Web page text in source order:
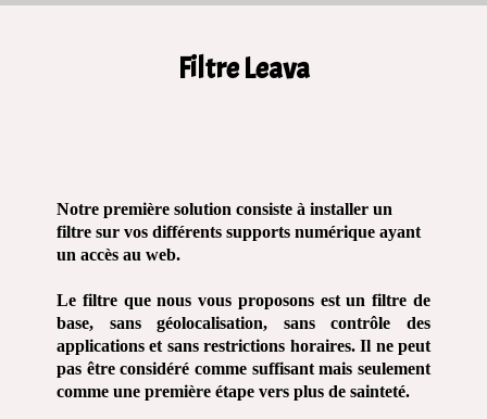
Filtre Leava
Notre première solution consiste à installer un
filtre sur vos différents supports numérique ayant
un accès au web.
Le filtre que nous vous proposons est un filtre de
base, sans géolocalisation, sans contrôle des
applications et sans restrictions horaires. Il ne peut
pas être considéré comme suffisant mais seulement
comme une première étape vers plus de sainteté.